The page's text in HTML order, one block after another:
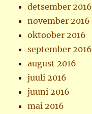
detsember 2016
november 2016
oktoober 2016
september 2016
august 2016
juuli 2016
juuni 2016
mai 2016